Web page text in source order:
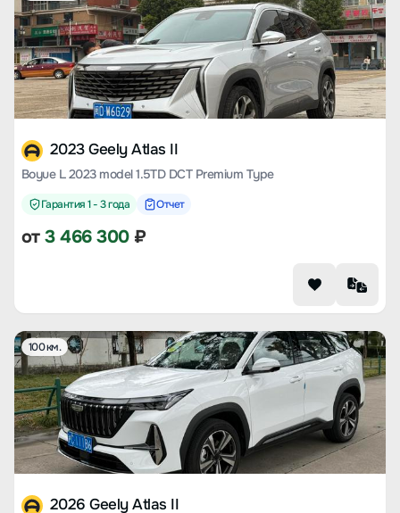
2023 Geely Atlas II
Boyue L 2023 model 1.5TD DCT Premium Type
Гарантия 1 - 3 года Отчет
от3 466 300₽
100 км.
2026 Geely Atlas II